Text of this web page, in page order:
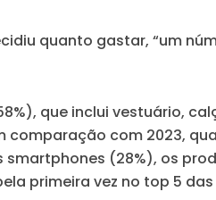
quanto gastar, “um
que inclui vestuário,
comparação com 2023,
(28%), os
primeira vez no top 5